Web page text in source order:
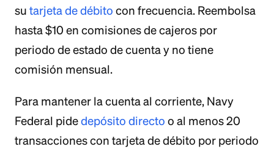
su tarjeta de débito con frecuencia. Reembolsa
hasta $10 en comisiones de cajeros por
periodo de estado de cuenta y no tiene
comisión mensual.
Para mantener la cuenta al corriente, Navy
Federal pidedepósito directo o al menos 20
transacciones con tarjeta de débito por periodo